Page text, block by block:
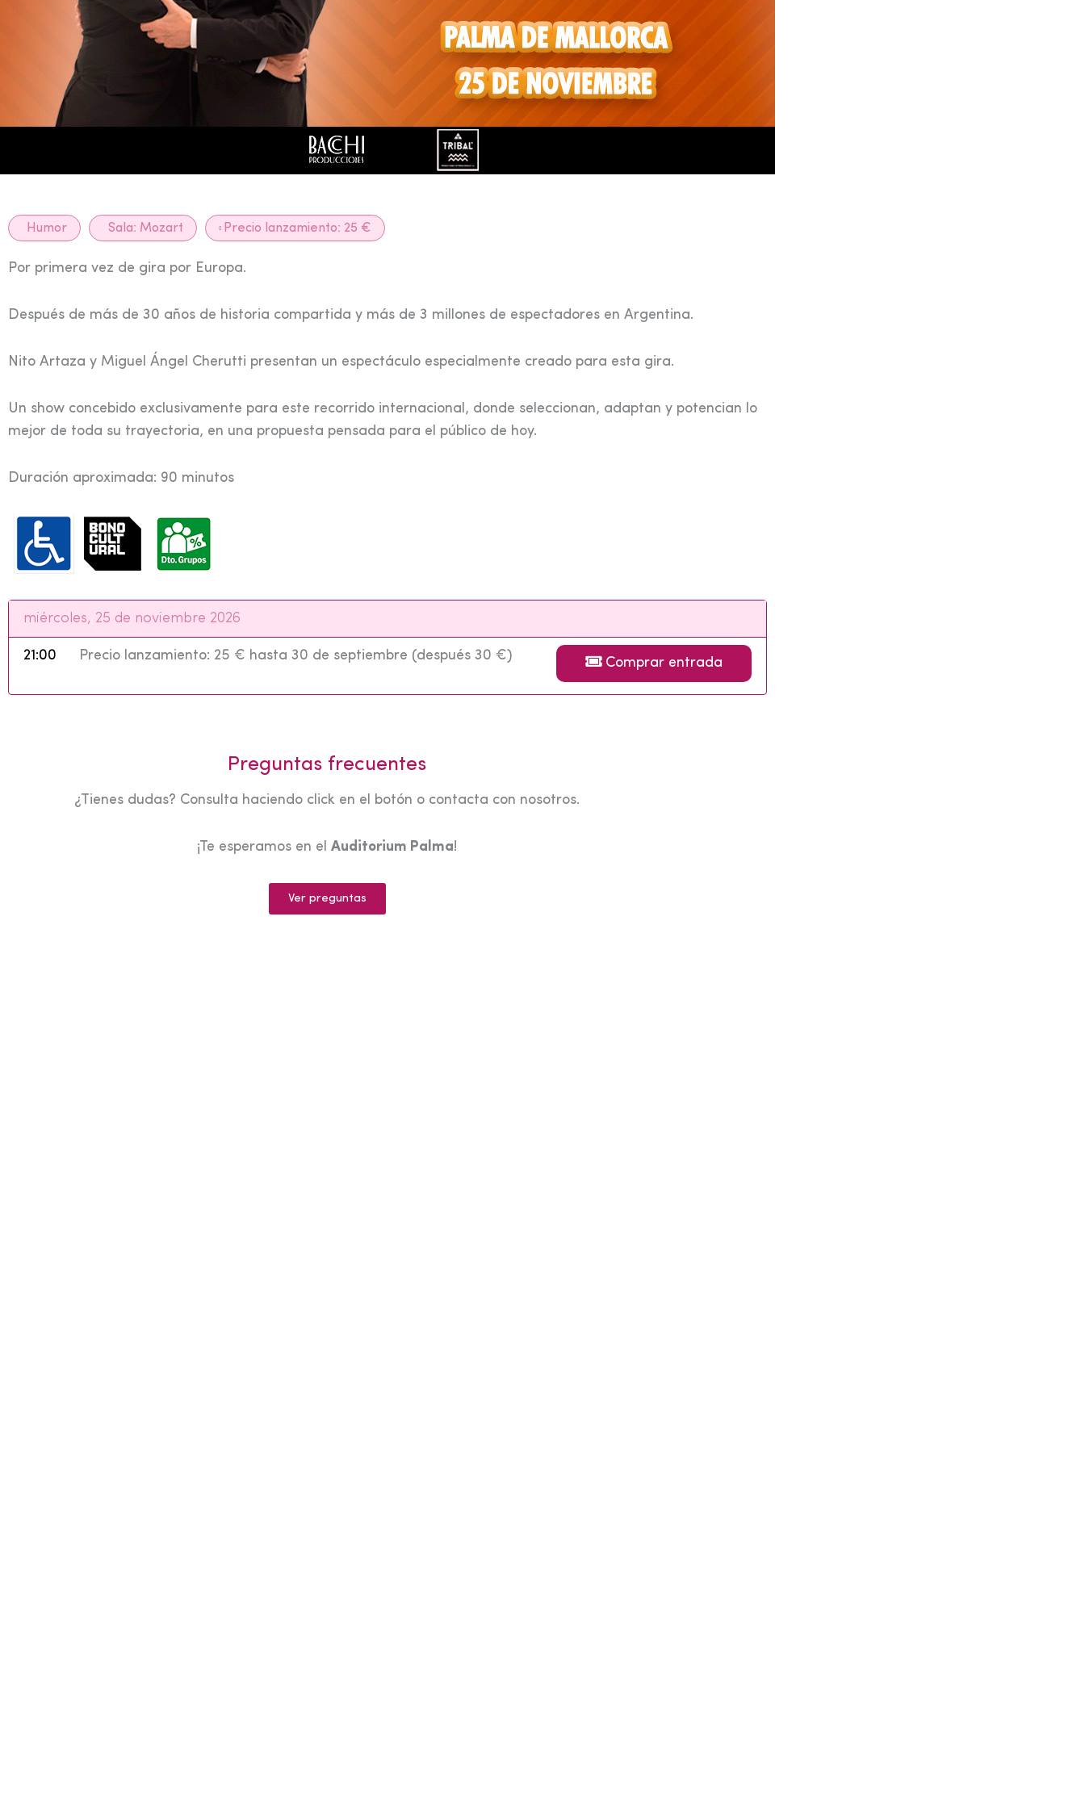
Humor Sala: Mozart Precio lanzamiento: 25 €
Por primera vez de gira por Europa.
Después de más de 30 años de historia compartida y más de 3 millones de espectadores en Argentina.
Nito Artaza y Miguel Ángel Cherutti presentan un espectáculo especialmente creado para esta gira.
Un show concebido exclusivamente para este recorrido internacional, donde seleccionan, adaptan y potencian lo
mejor de toda su trayectoria, en una propuesta pensada para el público de hoy.
Duración aproximada: 90 minutos
miércoles, 25 de noviembre 2026
21:00 Precio lanzamiento: 25 € hasta 30 de septiembre (después 30 €) Comprar entrada
Preguntas frecuentes
¿Tienes dudas? Consulta haciendo click en el botón o contacta con nosotros.
¡Te esperamos en el Auditorium Palma!
Ver preguntas